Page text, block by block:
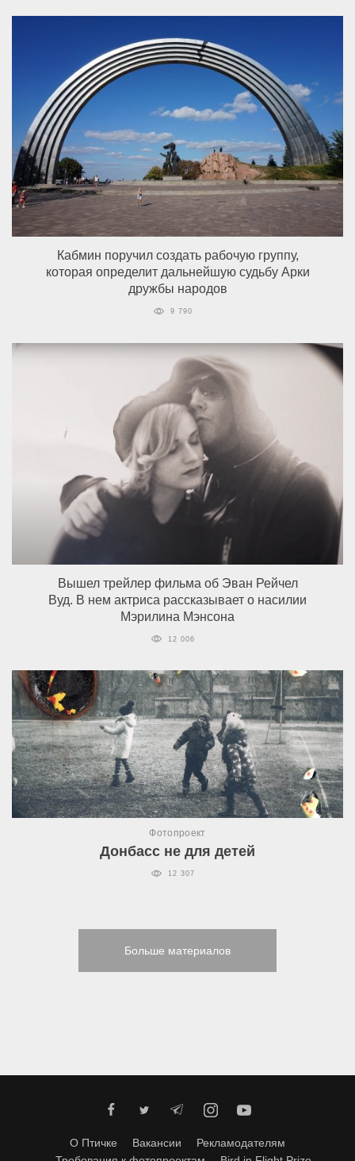
Кабмин поручил создать рабочую группу,
которая определит дальнейшую судьбу Арки
дружбы народов
9 790
Вышел трейлер фильма об Эван Рейчел
Вуд. В нем актриса рассказывает о насилии
Мэрилина Мэнсона
12 006
Фотопроект
Донбасс не для детей
12 307
Больше материалов
О Птичке Вакансии
Рекламодателям